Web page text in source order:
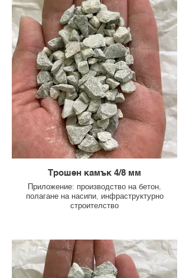
Трошен камък 4/8 мм
Приложение: производство на бетон,
полагане на насипи, инфраструктурно
строителство